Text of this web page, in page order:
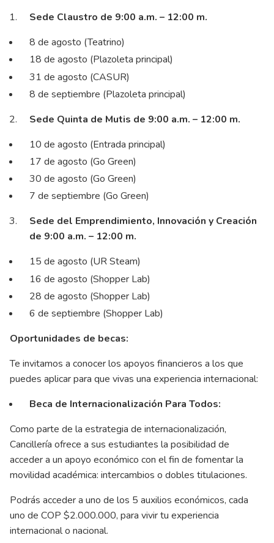
Sede Claustro de 9:00 a.m. – 12:00 m.
8 de agosto (Teatrino)
18 de agosto (Plazoleta principal)
31 de agosto (CASUR)
8 de septiembre (Plazoleta principal)
Sede Quinta de Mutis de 9:00 a.m. – 12:00 m.
10 de agosto (Entrada principal)
17 de agosto (Go Green)
30 de agosto (Go Green)
7 de septiembre (Go Green)
Sede del Emprendimiento, Innovación y Creación
de 9:00 a.m. – 12:00 m.
15 de agosto (UR Steam)
16 de agosto (Shopper Lab)
28 de agosto (Shopper Lab)
6 de septiembre (Shopper Lab)
Oportunidades de becas:
Te invitamos a conocer los apoyos financieros a los que
puedes aplicar para que vivas una experiencia internacional:
Beca de Internacionalización Para Todos:
Como parte de la estrategia de internacionalización,
Cancillería ofrece a sus estudiantes la posibilidad de
acceder a un apoyo económico con el fin de fomentar la
movilidad académica: intercambios o dobles titulaciones.
Podrás acceder a uno de los 5 auxilios económicos, cada
uno de COP $2.000.000, para vivir tu experiencia
internacional o nacional.